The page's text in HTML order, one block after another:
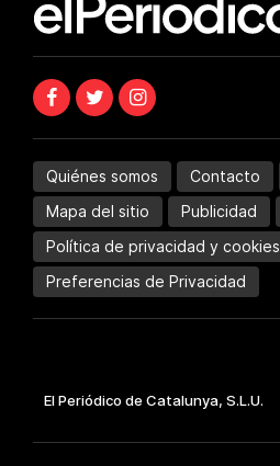
Quiénes somos Contacto
Mapa del sitio
Publicidad
Política de privacidad y cookies
Preferencias de Privacidad